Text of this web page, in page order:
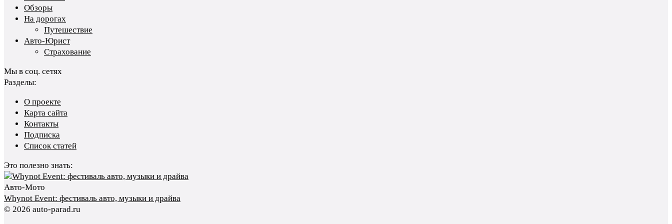
Обзоры
На дорогах
Путешествие
Авто-Юрист
Страхование
Мы в соц. сетях
Разделы:
О проекте
Карта сайта
Контакты
Подписка
Список статей
Это полезно знать:
Авто-Мото
Whynot Event: фестиваль авто, музыки и драйва
© 2026 auto-parad.ru